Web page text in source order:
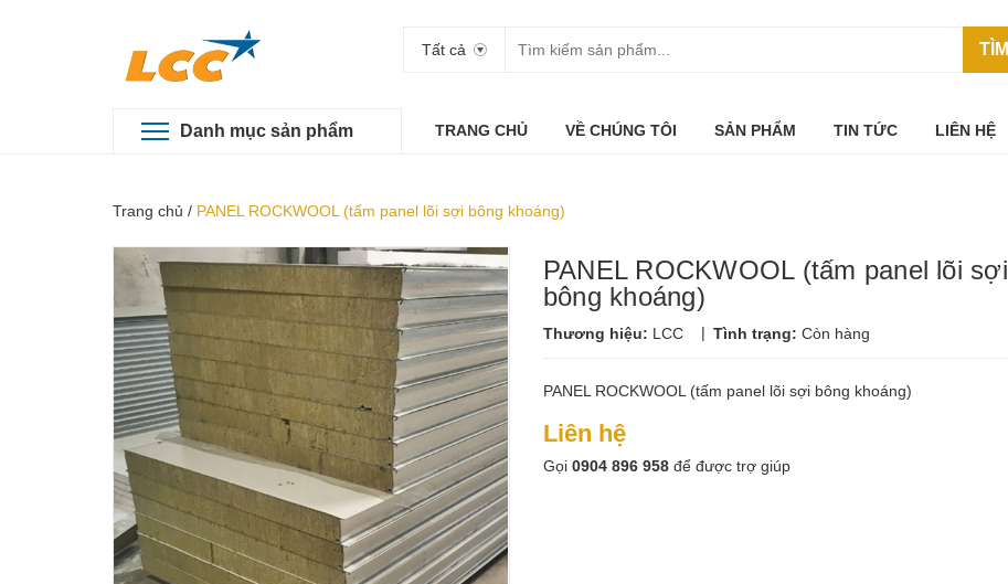
Tất cả TÌM
Danh mục sản phẩm TRANG CHỦ VỀ CHÚNG TÔI SẢN PHẨM TIN TỨC LIÊN HỆ
Trang chủ / PANEL ROCKWOOL (tấm panel lõi sợi bông khoáng)
PANEL ROCKWOOL (tấm panel lõi sợi
bông khoáng)
Thương hiệu: LCC | Tình trạng: Còn hàng
PANEL ROCKWOOL (tấm panel lõi sợi bông khoáng)
Liên hệ
Gọi 0904 896 958 để được trợ giúp